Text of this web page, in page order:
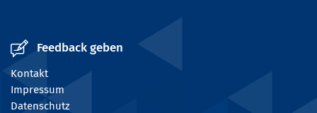
Feedback geben
Kontakt
Impressum
Datenschutz